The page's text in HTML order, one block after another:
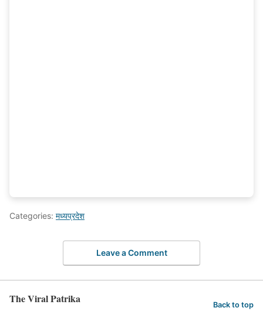
Categories: मध्यप्रदेश
Leave a Comment
The Viral Patrika Back to top